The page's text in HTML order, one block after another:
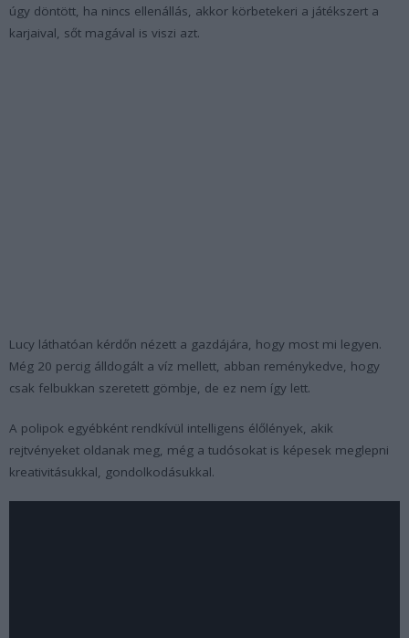
úgy döntött, ha nincs ellenállás, akkor körbetekeri a játékszert a
karjaival, sőt magával is viszi azt.
Lucy láthatóan kérdőn nézett a gazdájára, hogy most mi legyen.
Még 20 percig álldogált a víz mellett, abban reménykedve, hogy
csak felbukkan szeretett gömbje, de ez nem így lett.
A polipok egyébként rendkívül intelligens élőlények, akik
rejtvényeket oldanak meg, még a tudósokat is képesek meglepni
kreativitásukkal, gondolkodásukkal.